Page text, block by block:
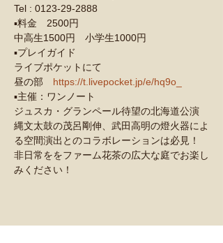
Tel : 0123-29-2888
▪️料金　2500円
中高生1500円　小学生1000円
▪️プレイガイド
ライブポケットにて
昼の部 https://t.livepocket.jp/e/hq9o_
▪️主催：ワンノート
ジュスカ・グランペール待望の北海道公演
縄文太鼓の茂呂剛伸、武田高明の燈火器によ
る空間演出とのコラボレーションは必見！
非日常ををファーム花茶の広大な庭でお楽し
みください！